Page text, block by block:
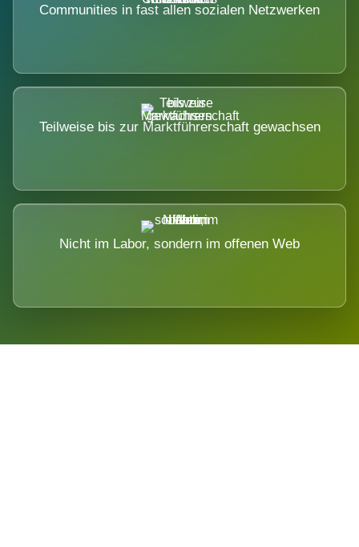
Communities in fast allen sozialen Netzwerken
Teilweise bis zur Marktführerschaft gewachsen
Nicht im Labor, sondern im offenen Web